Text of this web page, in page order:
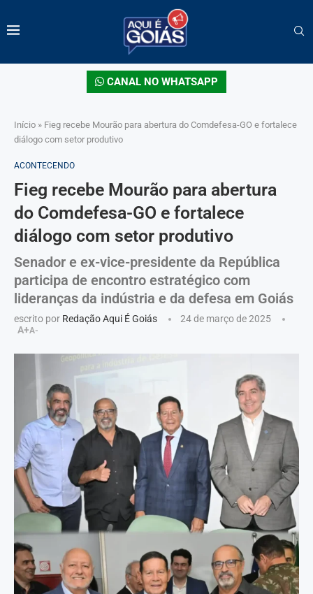
CANAL NO WHATSAPP
Início » Fieg recebe Mourão para abertura do Comdefesa-GO e fortalece
diálogo com setor produtivo
ACONTECENDO
Fieg recebe Mourão para abertura
do Comdefesa-GO e fortalece
diálogo com setor produtivo
Senador e ex-vice-presidente da República
participa de encontro estratégico com
lideranças da indústria e da defesa em Goiás
escrito por Redação Aqui É Goiás
24 de março de 2025
A+A-